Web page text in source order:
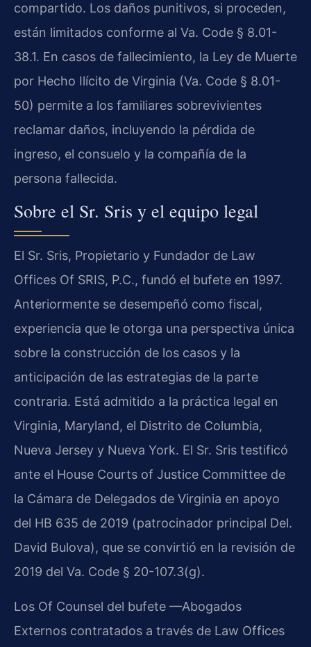
compartido. Los daños punitivos, si proceden,
están limitados conforme al Va. Code § 8.01-
38.1. En casos de fallecimiento, la Ley de Muerte
por Hecho Ilícito de Virginia (Va. Code § 8.01-
50) permite a los familiares sobrevivientes
reclamar daños, incluyendo la pérdida de
ingreso, el consuelo y la compañía de la
persona fallecida.
Sobre el Sr. Sris y el equipo legal
El Sr. Sris, Propietario y Fundador de Law
Offices Of SRIS, P.C., fundó el bufete en 1997.
Anteriormente se desempeñó como fiscal,
experiencia que le otorga una perspectiva única
sobre la construcción de los casos y la
anticipación de las estrategias de la parte
contraria. Está admitido a la práctica legal en
Virginia, Maryland, el Distrito de Columbia,
Nueva Jersey y Nueva York. El Sr. Sris testificó
ante el House Courts of Justice Committee de
la Cámara de Delegados de Virginia en apoyo
del HB 635 de 2019 (patrocinador principal Del.
David Bulova), que se convirtió en la revisión de
2019 del Va. Code § 20-107.3(g).
Los Of Counsel del bufete —Abogados
Externos contratados a través de Law Offices